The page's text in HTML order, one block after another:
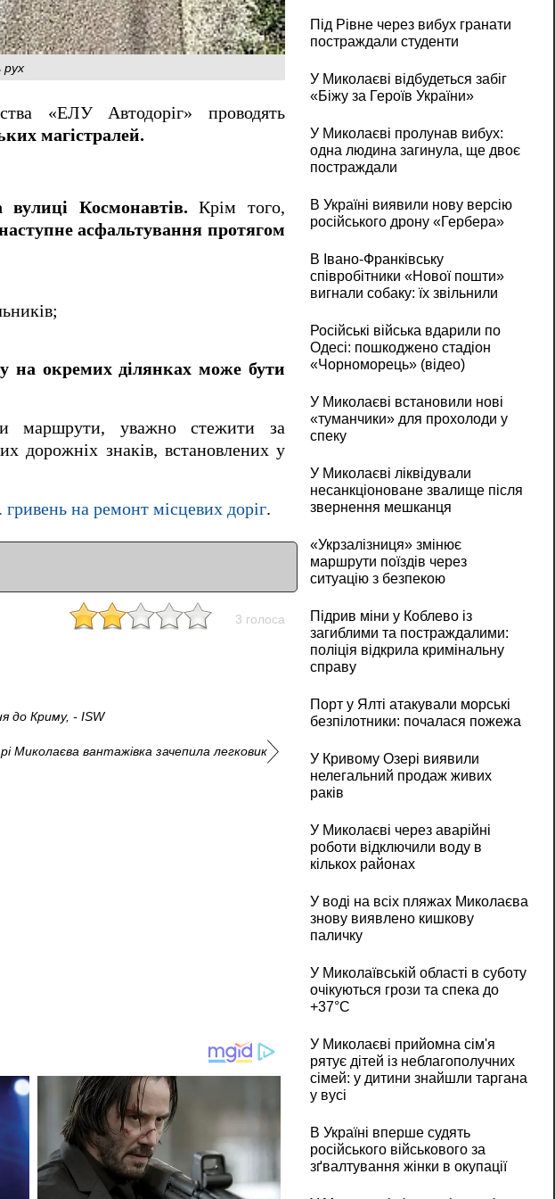
«ЕЛУ Автодоріг» проводять
магістралей.
Космонавтів. Крім того,
асфальтування протягом
на окремих ділянках може бути
маршрути, уважно стежити за
дорожніх знаків, встановлених у
гривень на ремонт місцевих доріг.
3 голоса
до Криму, - ISW
Миколаєва вантажівка зачепила легковик
Під Рівне через вибух гранати
постраждали студенти
У Миколаєві відбудеться забіг
«Біжу за Героїв України»
У Миколаєві пролунав вибух:
одна людина загинула, ще двоє
постраждали
В Україні виявили нову версію
російського дрону «Гербера»
В Івано-Франківську
співробітники «Нової пошти»
вигнали собаку: їх звільнили
Російські війська вдарили по
Одесі: пошкоджено стадіон
«Чорноморець» (відео)
У Миколаєві встановили нові
«туманчики» для прохолоди у
спеку
У Миколаєві ліквідували
несанкціоноване звалище після
звернення мешканця
«Укрзалізниця» змінює
маршрути поїздів через
ситуацію з безпекою
Підрив міни у Коблево із
загиблими та постраждалими:
поліція відкрила кримінальну
справу
Порт у Ялті атакували морські
безпілотники: почалася пожежа
У Кривому Озері виявили
нелегальний продаж живих
раків
У Миколаєві через аварійні
роботи відключили воду в
кількох районах
У воді на всіх пляжах Миколаєва
знову виявлено кишкову
паличку
У Миколаївській області в суботу
очікуються грози та спека до
+37°C
У Миколаєві прийомна сім'я
рятує дітей із неблагополучних
сімей: у дитини знайшли таргана
у вусі
В Україні вперше судять
російського військового за
зґвалтування жінки в окупації